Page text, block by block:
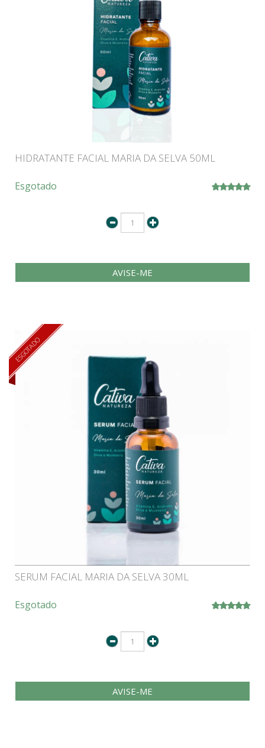
HIDRATANTE FACIAL MARIA DA SELVA 50ML
Esgotado
AVISE-ME
ESGOTADO
SERUM FACIAL MARIA DA SELVA 30ML
Esgotado
AVISE-ME